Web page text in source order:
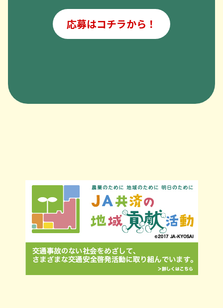
応募はコチラから！